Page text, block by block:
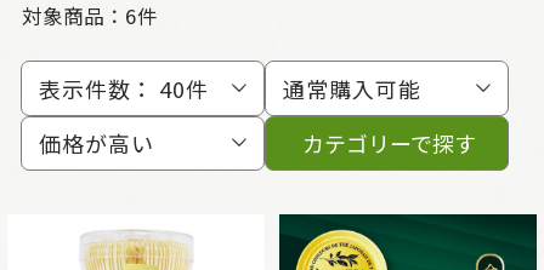
対象商品： 6件
表示件数： 40件
通常購入可能
価格が高い
カテゴリーで探す